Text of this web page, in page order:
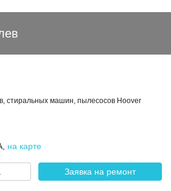
стиральных машин, пылесосов Hoover
на карте
Заявка на ремонт